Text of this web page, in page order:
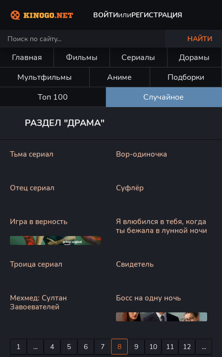
ВОЙТИилиРЕГИСТРАЦИЯ
НАЙТИ
Главная Фильмы Сериалы
Дорамы
Мультфильмы
Аниме
Подборки
Топ 100
Случайное
РАЗДЕЛ "ДРАМА"
Тьма сериал Вор-одиночка
Отец сериал Суфлёр
Игра в верность
Я влюбился в тебя, когда
ты бежала в лунной ночи
Троица сериал Свидетель
Мехмед: Султан
Завоевателей
Босс на одну ночь
1 ... 4 5 6 7 8 9 10 11 12
...